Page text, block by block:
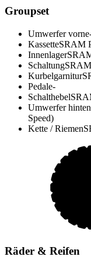
Groupset
Umwerfer vorne
KassetteSRAM
Innenlager
Schaltung
Kurbelgarnitur
Pedale-
Schalthebel
Umwerfer hinten
Speed)
Kette / Riemen
Räder & Reifen